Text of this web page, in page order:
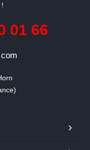
01 66